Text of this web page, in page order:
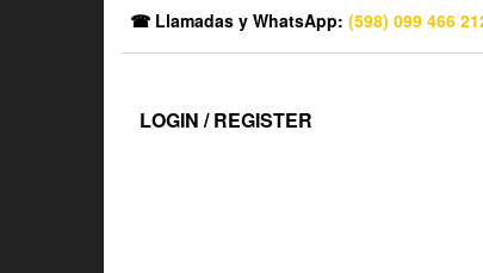
☎ Llamadas y WhatsApp: (598) 099 466
LOGIN / REGISTER